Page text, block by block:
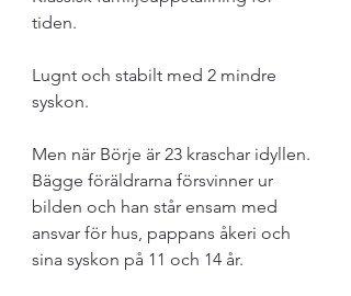
tiden.
Lugnt och stabilt med 2 mindre
syskon.
Men när Börje är 23 kraschar idyllen.
Bägge föräldrarna försvinner ur
bilden och han står ensam med
ansvar för hus, pappans åkeri och
sina syskon på 11 och 14 år.